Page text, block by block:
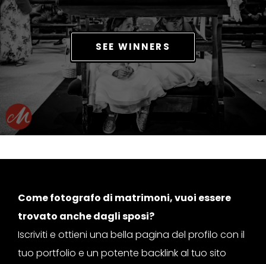
SEE WINNERS
Come fotografo di matrimoni, vuoi essere
trovato anche dagli sposi?
Iscriviti e ottieni una bella pagina del profilo con il
tuo portfolio e un potente backlink al tuo sito